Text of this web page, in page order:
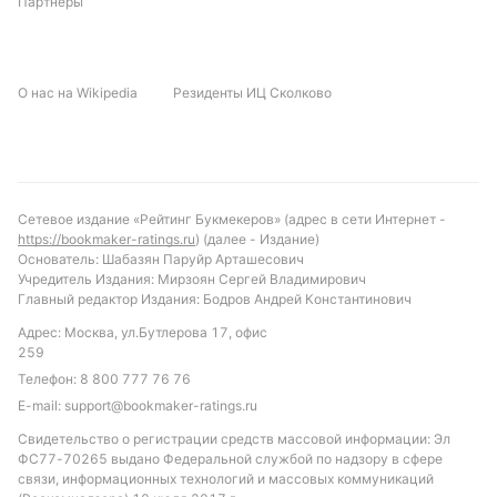
победа Палмейрас Ж с небольшим преимуществом
в счёте. В качестве ставки разумно рассмотреть
вариант "обе команды забьют", учитывая
статистику турнира и текущую результативность
соперников. Также стоит обратить внимание на
тотал больше 2.5, что соответствует тенденциям
последних матчей обеих команд. Такой подход
позволит получить максимальную выгоду от
предложенного сценария игры.
Обновлено:
О нас на Wikipedia Резиденты ИЦ Сколково
Сетевое издание «Рейтинг Букмекеров» (адрес в сети Интернет -
https://bookmaker-ratings.ru) (далее - Издание)
Основатель: Шабазян Паруйр Арташесович
Учредитель Издания: Мирзоян Сергей Владимирович
Главный редактор Издания: Бодров Андрей Константинович
Адрес: Москва, ул.Бутлерова 17, офис
259
Телефон: 8 800 777 76 76
E-mail: support@bookmaker-ratings.ru
Свидетельство о регистрации средств массовой информации: Эл
ФС77-70265 выдано Федеральной службой по надзору в сфере
связи, информационных технологий и массовых коммуникаций